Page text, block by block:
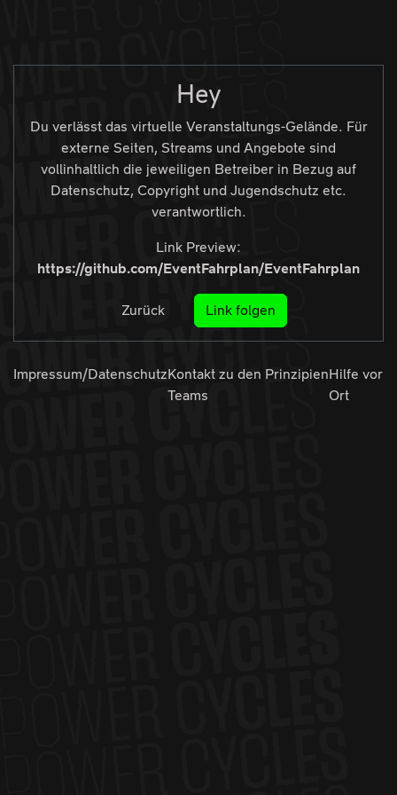
Hey
Du verlässt das virtuelle Veranstaltungs-Gelände. Für
externe Seiten, Streams und Angebote sind
vollinhaltlich die jeweiligen Betreiber in Bezug auf
Datenschutz, Copyright und Jugendschutz etc.
verantwortlich.
Link Preview:
https://github.com/EventFahrplan/EventFahrplan
Zurück Link folgen
Impressum/DatenschutzKontakt zu den
Teams
PrinzipienHilfe vor
Ort